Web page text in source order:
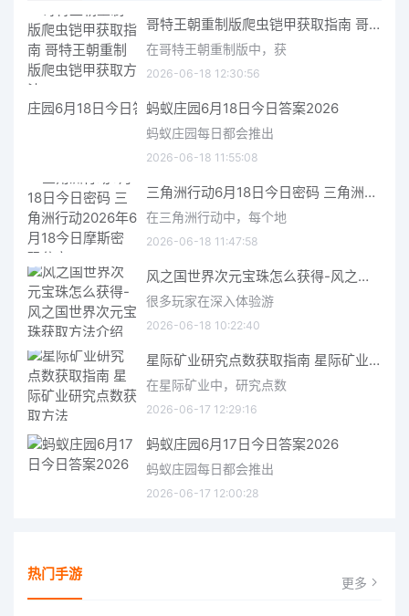
哥特王朝重制版爬虫铠甲获取指南 哥特王朝重制版爬虫铠甲获取方法
在哥特王朝重制版中，获
2026-06-18 12:30:56
蚂蚁庄园6月18日今日答案2026
蚂蚁庄园每日都会推出
2026-06-18 11:55:08
三角洲行动6月18日今日密码 三角洲行动2026年6月18今日摩斯密码分享
在三角洲行动中，每个地
2026-06-18 11:47:58
风之国世界次元宝珠怎么获得-风之国世界次元宝珠获取方法介绍
很多玩家在深入体验游
2026-06-18 10:22:40
星际矿业研究点数获取指南 星际矿业研究点数获取方法
在星际矿业中，研究点数
2026-06-17 12:29:16
蚂蚁庄园6月17日今日答案2026
蚂蚁庄园每日都会推出
2026-06-17 12:00:28
热门手游 更多